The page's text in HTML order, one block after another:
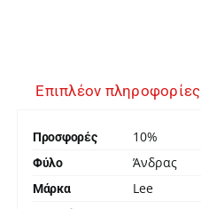
Επιπλέον πληροφορίες
Προσφορές 10%
Φύλο Άνδρας
Μάρκα Lee